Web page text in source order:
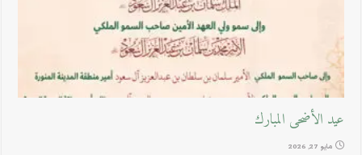
عيد الأضحى المبارك
مايو 27, 2026